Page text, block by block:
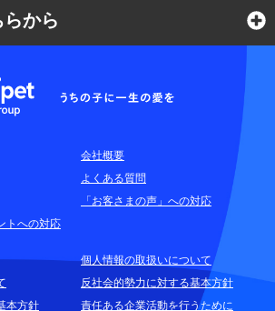
から
なお客さまのお問合せ窓口
中のお客さま
・資料請求)
会社概要
よくある質問
「お客さまの声」への対応
トへの対応
個人情報の取扱いについて
反社会的勢力に対する基本方針
本方針
責任ある企業活動を行うために